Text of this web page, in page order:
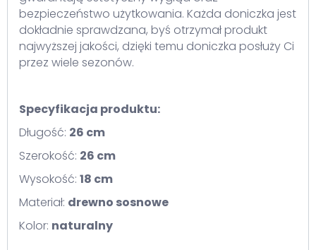
bezpieczeństwo użytkowania. Każda doniczka jest
dokładnie sprawdzana, byś otrzymał produkt
najwyższej jakości, dzięki temu doniczka posłuży Ci
przez wiele sezonów.
Specyfikacja produktu:
Długość: 26 cm
Szerokość: 26 cm
Wysokość: 18 cm
Materiał: drewno sosnowe
Kolor: naturalny